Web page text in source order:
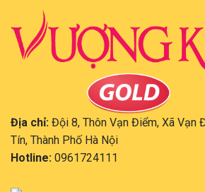
Địa chỉ: Đội 8, Thôn Vạn Điểm, Xã Vạn
Tín, Thành Phố Hà Nội
Hotline: 0961724111